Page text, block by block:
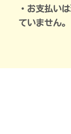
・お支払い
ていません。